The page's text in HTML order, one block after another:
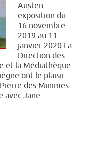
Austen
exposition du
16 novembre
2019 au 11
janvier 2020 La
Direction des
et la Médiathèque
ont le plaisir
des Minimes
avec Jane